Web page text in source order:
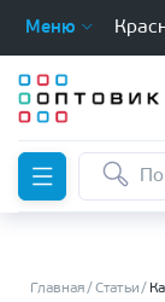
Меню
Главная Статьи